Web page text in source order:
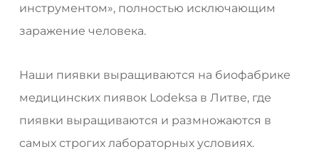
инструментом», полностью исключающим
заражение человека.
Наши пиявки выращиваются на биофабрике
медицинских пиявок Lodeksa в Литве, где
пиявки выращиваются и размножаются в
самых строгих лабораторных условиях.